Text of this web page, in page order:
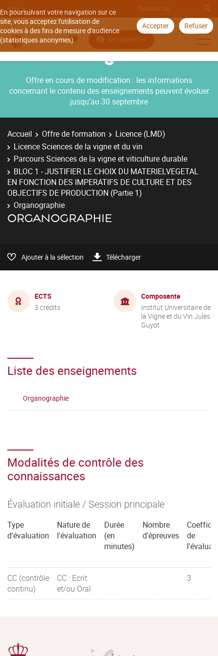
En poursuivant votre navigation sur ce
site, vous acceptez l'utilisation de
cookies à des fins de mesure d'audience
(statistiques anonymes).
Accepter Refuser
Aller à
Se connecter
Offre en cours de modification : les informations
concernant le contenu des enseignements peuvent évoluer
jusqu’au 30 septembre
Accueil Offre de formation
Licence (LMD)
Licence Sciences de la vigne et du vin
Parcours Sciences de la vigne et viticulture durable
BLOC 1 - JUSTIFIER LE CHOIX DU MATERIELVEGETAL
EN FONCTION DES IMPERATIFS DE CULTURE ET DES
OBJECTIFS DE PRODUCTION (Partie 1)
Organographie
ORGANOGRAPHIE
Ajouter à la sélection Télécharger
ECTS
3 crédits
Composante
Institut Universitaire de
la Vigne et du Vin Jules
Guyot
Liste des enseignements
Organographie
Modalités de contrôle des
connaissances
Évaluation initiale / Session principale
Type
d'évaluation
Nature de
l'évaluation
Durée
(en
minutes)
Nombre
d'épreuves
de
CC (contrôle
continu)
CC : Ecrit
et/ou Oral
3